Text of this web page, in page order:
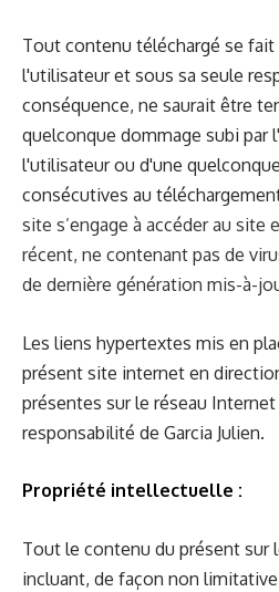
Tout contenu téléchargé se fait
l'utilisateur et sous sa seule
conséquence, ne saurait être
quelconque dommage subi par
l'utilisateur ou d'une
consécutives au
site s’engage à accéder au
récent, ne contenant pas de
de dernière génération mis-à-
Les liens hypertextes mis en
présent site internet en
présentes sur le réseau
responsabilité de Garcia Julien.
Propriété intellectuelle :
Tout le contenu du présent sur
incluant, de façon non